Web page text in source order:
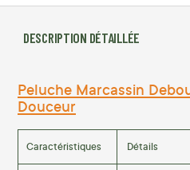
DESCRIPTION DÉTAILLÉE
Peluche Marcassin
Douceur
Caractéristiques Détails